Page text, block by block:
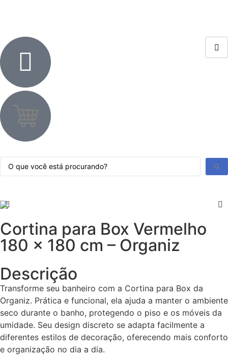
Cortina para Box Vermelho
180 x 180 cm – Organiz
Descrição
Transforme seu banheiro com a Cortina para Box da
Organiz. Prática e funcional, ela ajuda a manter o ambiente
seco durante o banho, protegendo o piso e os móveis da
umidade. Seu design discreto se adapta facilmente a
diferentes estilos de decoração, oferecendo mais conforto
e organização no dia a dia.